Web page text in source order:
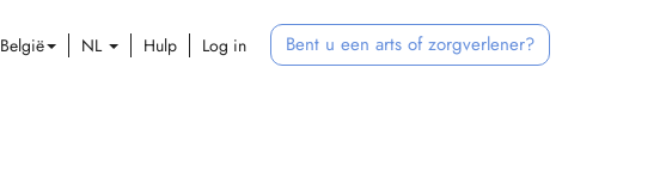
België NL Hulp Log in Bent u een arts of zorgverlener?